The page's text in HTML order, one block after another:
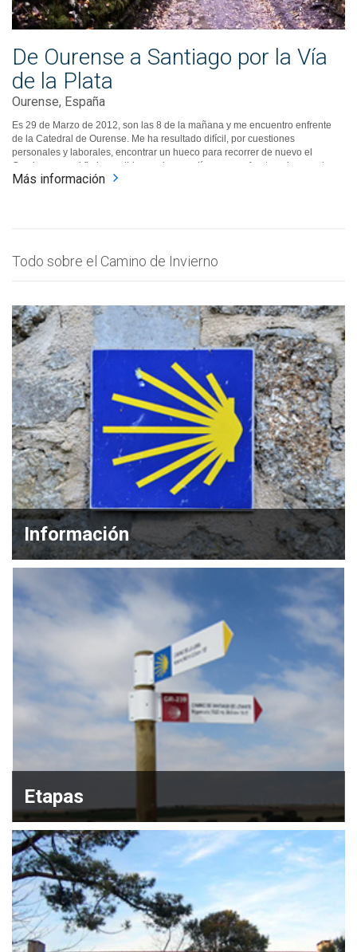
De Ourense a Santiago por la Vía
de la Plata
Ourense, España
Es 29 de Marzo de 2012, son las 8 de la mañana y me encuentro enfrente
de la Catedral de Ourense. Me ha resultado difícil, por cuestiones
personales y laborales, encontrar un hueco para recorrer de nuevo el
Camino, pero al fin he podido reunir unos días para enfrentar mi segunda
mini-peregrinación a Santiago, después de la del Portugués de hace casi
Más información
Todo sobre el Camino de Invierno
Información
Etapas